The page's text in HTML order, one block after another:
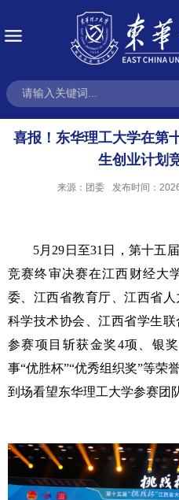
喜报！东华理工大学在第
生创业计划
来源：团委 发布时间：
5月29日至31日，第十五
竞赛终审决赛在江西财经大
委、江西省教育厅、江西省
科学技术协会、江西省学生
参赛项目斩获金奖4项、银
事“优胜杯”“优秀组织奖”等荣
到场看望东华理工大学参赛团